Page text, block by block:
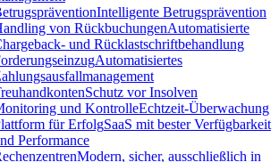
Intelligente Betrugsprävention
von RückbuchungenAutomatisierte
und Rücklastschriftbehandlung
Automatisiertes
Schutz vor Insolven
und KontrolleEchtzeit-Überwachung
für ErfolgSaaS mit bester Verfügbarkeit
Performance
Modern, sicher, ausschließlich in